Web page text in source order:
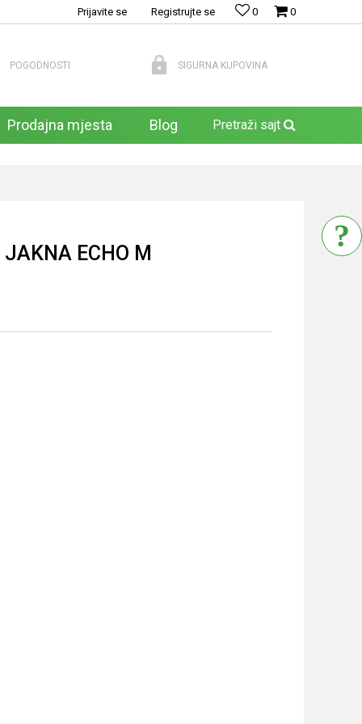
0
0
Prijavite se Registrujte se
POGODNOSTI SIGURNA KUPOVINA
Prodajna mjesta Blog Pretraži sajt
ECHO M